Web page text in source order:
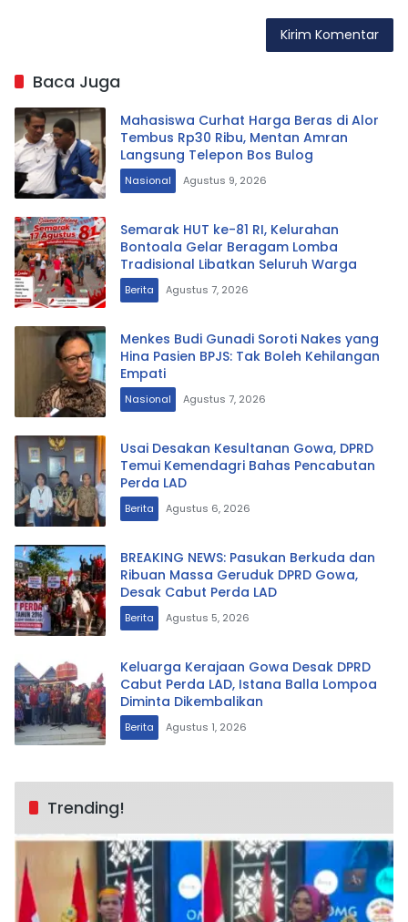
Baca Juga
Mahasiswa Curhat Harga Beras di Alor
Tembus Rp30 Ribu, Mentan Amran
Langsung Telepon Bos Bulog
Nasional Agustus 9, 2026
Semarak HUT ke-81 RI, Kelurahan
Bontoala Gelar Beragam Lomba
Tradisional Libatkan Seluruh Warga
Berita Agustus 7, 2026
Menkes Budi Gunadi Soroti Nakes yang
Hina Pasien BPJS: Tak Boleh Kehilangan
Empati
Nasional Agustus 7, 2026
Usai Desakan Kesultanan Gowa, DPRD
Temui Kemendagri Bahas Pencabutan
Perda LAD
Berita Agustus 6, 2026
BREAKING NEWS: Pasukan Berkuda dan
Ribuan Massa Geruduk DPRD Gowa,
Desak Cabut Perda LAD
Berita Agustus 5, 2026
Keluarga Kerajaan Gowa Desak DPRD
Cabut Perda LAD, Istana Balla Lompoa
Diminta Dikembalikan
Berita Agustus 1, 2026
Trending!